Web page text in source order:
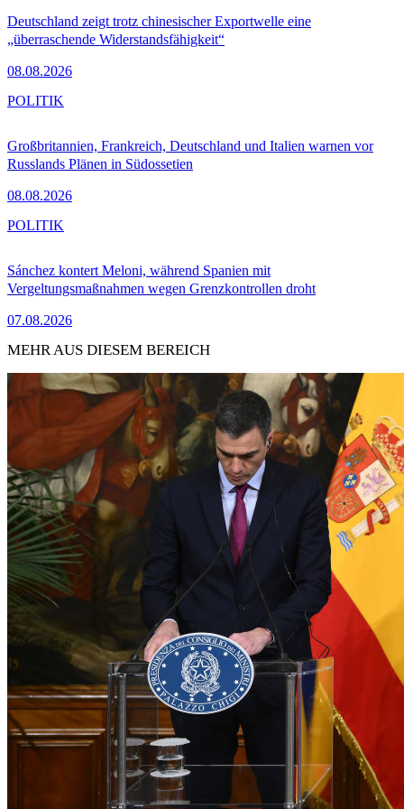
Deutschland zeigt trotz chinesischer Exportwelle eine
„überraschende Widerstandsfähigkeit“
08.08.2026
Großbritannien, Frankreich, Deutschland und Italien warnen vor
Russlands Plänen in Südossetien
08.08.2026
POLITIK
Sánchez kontert Meloni, während Spanien mit
Vergeltungsmaßnahmen wegen Grenzkontrollen droht
07.08.2026
POLITIK
MEHR AUS DIESEM BEREICH